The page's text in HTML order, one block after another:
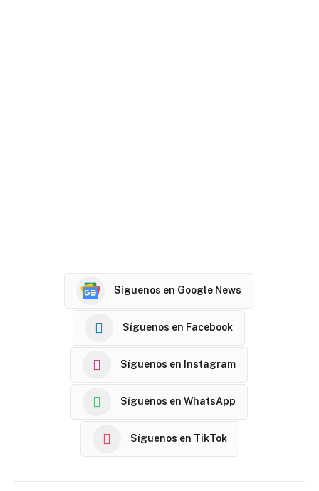
Síguenos en Google News
Síguenos en Facebook
Síguenos en Instagram
Síguenos en WhatsApp
Síguenos en TikTok